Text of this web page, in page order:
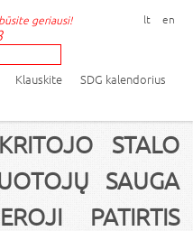
lt en
geriausi!
Klauskite
SDG kalendorius
STALO
SAUGA
PATIRTIS